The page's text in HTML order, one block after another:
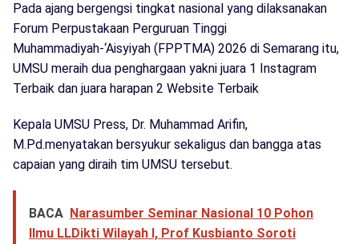
Pada ajang bergengsi tingkat nasional yang dilaksanakan
Forum Perpustakaan Perguruan Tinggi
Muhammadiyah-‘Aisyiyah (FPPTMA) 2026 di Semarang itu,
UMSU meraih dua penghargaan yakni juara 1 Instagram
Terbaik dan juara harapan 2 Website Terbaik
Kepala UMSU Press, Dr. Muhammad Arifin,
M.Pd.menyatakan bersyukur sekaligus dan bangga atas
capaian yang diraih tim UMSU tersebut.
BACA Narasumber Seminar Nasional 10 Pohon
Ilmu LLDikti Wilayah I, Prof Kusbianto Soroti